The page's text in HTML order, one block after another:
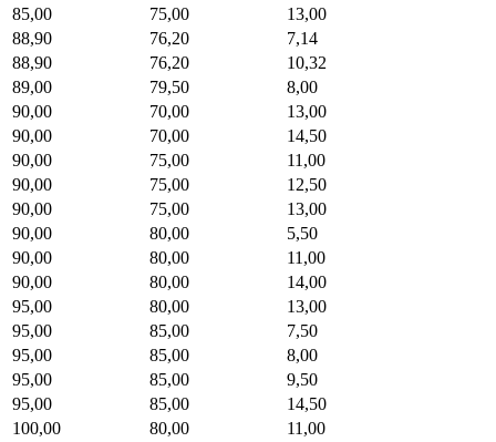
85,00
75,00
13,00
88,90
76,20
7,14
88,90
76,20
10,32
89,00
79,50
8,00
90,00
70,00
13,00
90,00
70,00
14,50
90,00
75,00
11,00
90,00
75,00
12,50
90,00
75,00
13,00
90,00
80,00
5,50
90,00
80,00
11,00
90,00
80,00
14,00
95,00
80,00
13,00
95,00
85,00
7,50
95,00
85,00
8,00
95,00
85,00
9,50
95,00
85,00
14,50
100,00
80,00 11,00